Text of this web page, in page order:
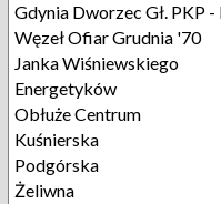
Gdynia Dworzec Gł. PKP -
Węzeł Ofiar Grudnia '70
Janka Wiśniewskiego
Energetyków
Obłuże Centrum
Kuśnierska
Podgórska
Żeliwna